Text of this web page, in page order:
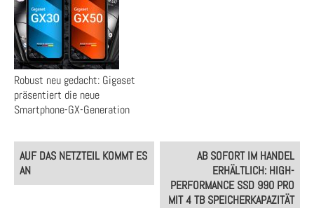
Robust neu gedacht: Gigaset
präsentiert die neue
Smartphone-GX-Generation
Post
navigation
AUF DAS NETZTEIL KOMMT ES
AN
AB SOFORT IM HANDEL
ERHÄLTLICH: HIGH-
PERFORMANCE SSD 990 PRO
MIT 4 TB SPEICHERKAPAZITÄT